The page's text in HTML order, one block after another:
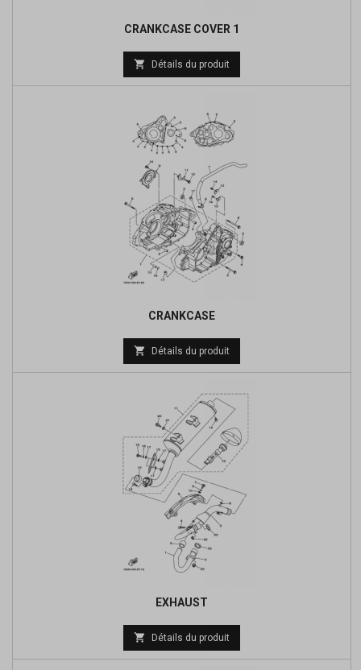
CRANKCASE COVER 1
Prix
de
 Détails du produit
CRANKCASE
Prix
de
 Détails du produit
EXHAUST
Prix
de
 Détails du produit